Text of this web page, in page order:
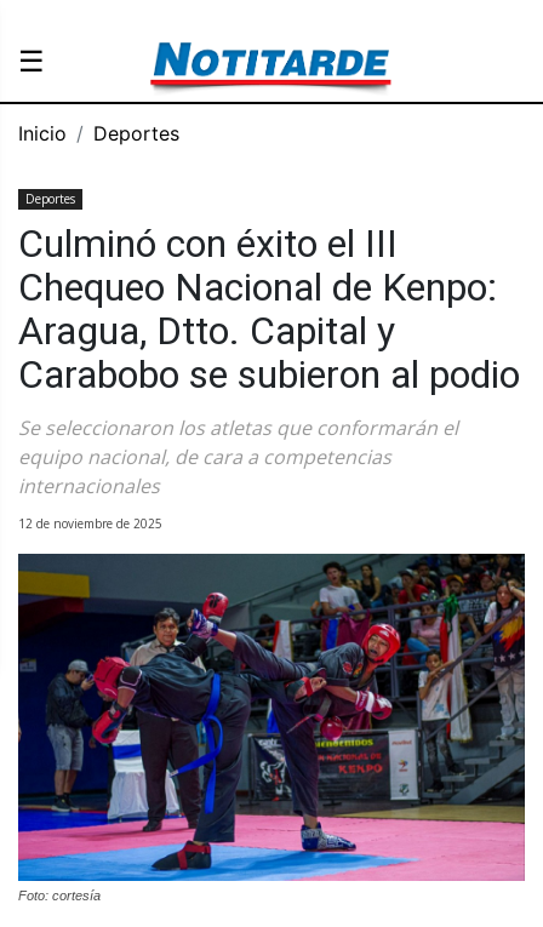
☰
Inicio Deportes
Deportes
Culminó con éxito el III
Chequeo Nacional de Kenpo:
Aragua, Dtto. Capital y
Carabobo se subieron al podio
Se seleccionaron los atletas que conformarán el
equipo nacional, de cara a competencias
internacionales
12 de noviembre de 2025
Foto: cortesía